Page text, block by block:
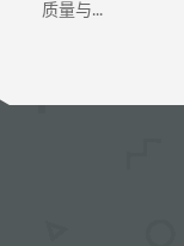
质量与...